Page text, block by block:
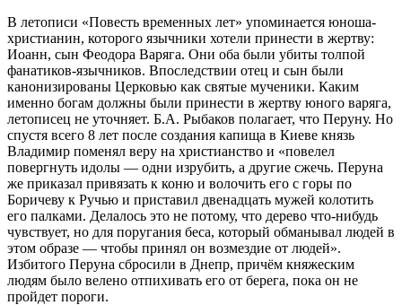
В летописи «Повесть временных лет» упоминается юноша-
христианин, которого язычники хотели принести в жертву:
Иоанн, сын Феодора Варяга. Они оба были убиты толпой
фанатиков-язычников. Впоследствии отец и сын были
канонизированы Церковью как святые мученики. Каким
именно богам должны были принести в жертву юного варяга,
летописец не уточняет. Б.А. Рыбаков полагает, что Перуну. Но
спустя всего 8 лет после создания капища в Киеве князь
Владимир поменял веру на христианство и «повелел
повергнуть идолы — одни изрубить, а другие сжечь. Перуна
же приказал привязать к коню и волочить его с горы по
Боричеву к Ручью и приставил двенадцать мужей колотить
его палками. Делалось это не потому, что дерево что-нибудь
чувствует, но для поругания беса, который обманывал людей в
этом образе — чтобы принял он возмездие от людей».
Избитого Перуна сбросили в Днепр, причём княжеским
людям было велено отпихивать его от берега, пока он не
пройдет пороги.